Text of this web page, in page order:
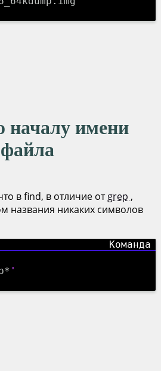
началу имени
файла
в find, в отличие отgrep ,
названия никаких символов
'